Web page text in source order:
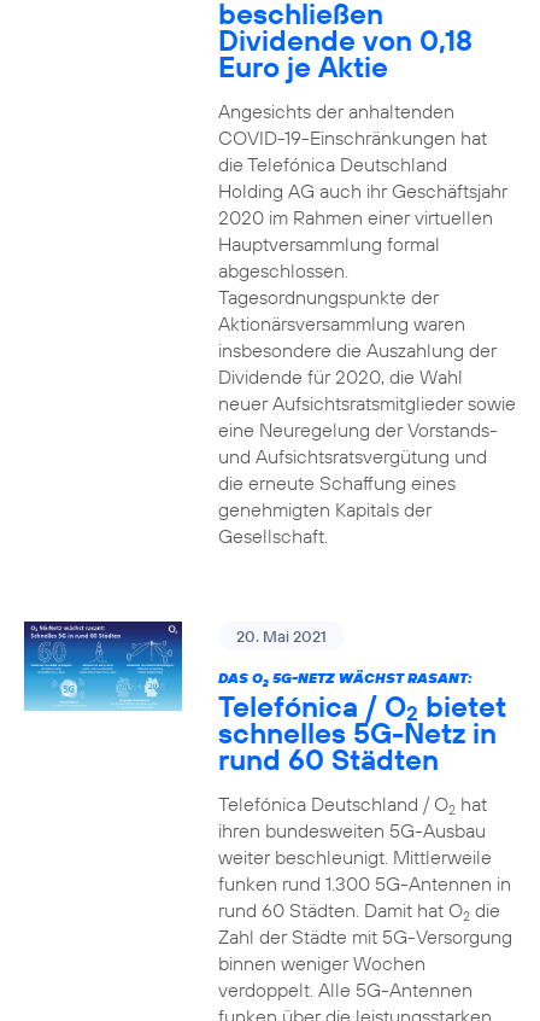
beschließen
Dividende von 0,18
Euro je Aktie
Angesichts der anhaltenden
COVID-19-Einschränkungen hat
die Telefónica Deutschland
Holding AG auch ihr Geschäftsjahr
2020 im Rahmen einer virtuellen
Hauptversammlung formal
abgeschlossen.
Tagesordnungspunkte der
Aktionärsversammlung waren
insbesondere die Auszahlung der
Dividende für 2020, die Wahl
neuer Aufsichtsratsmitglieder sowie
eine Neuregelung der Vorstands-
und Aufsichtsratsvergütung und
die erneute Schaffung eines
genehmigten Kapitals der
Gesellschaft.
20. Mai 2021
DAS O25G-NETZ WÄCHST RASANT:
Telefónica / O2 bietet
schnelles 5G-Netz in
rund 60 Städten
Telefónica Deutschland / O2hat
ihren bundesweiten 5G-Ausbau
weiter beschleunigt. Mittlerweile
funken rund 1.300 5G-Antennen in
rund 60 Städten. Damit hat O2die
Zahl der Städte mit 5G-Versorgung
binnen weniger Wochen
verdoppelt. Alle 5G-Antennen
funken über die leistungsstarken